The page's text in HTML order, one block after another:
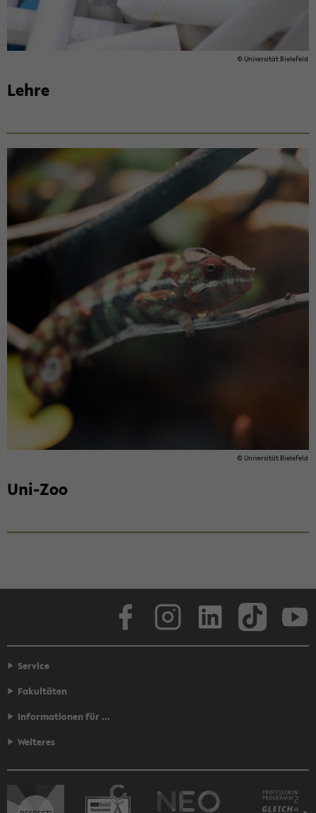
© Uni­ver­si­tät Bie­le­feld
Lehre
© Uni­ver­si­tät Bie­le­feld
Uni-​Zoo
Face­book
Service
Fakultäten
Informationen für ...
Weiteres